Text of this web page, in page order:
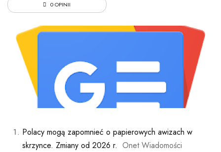
0 OPINII
Polacy mogą zapomnieć o papierowych awizach w
skrzynce. Zmiany od 2026 r. Onet Wiadomości